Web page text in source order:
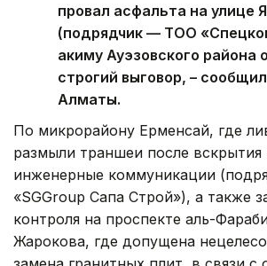
провал асфальта на улице
(подрядчик — ТОО
акиму Ауэзовского района
строгий выговор, –
Алматы.
По микрорайону Ерменсай, где
размыли траншеи после вскрытия
инженерные коммуникации
«SGGroup Сапа Строй»), а также
контроля на проспекте аль-
Жарокова, где допущена